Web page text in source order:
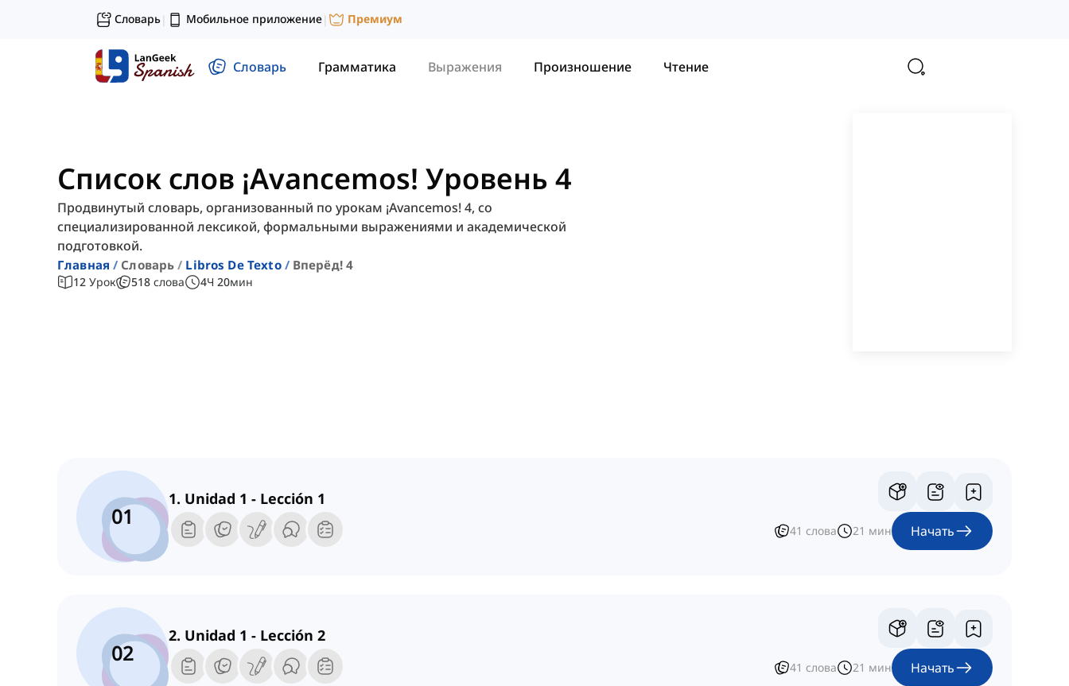
Словарь| Мобильное приложение| Премиум
Словарь Грамматика Выражения Произношение Чтение
Список слов ¡Avancemos! Уровень 4
Продвинутый словарь, организованный по урокам ¡Avancemos! 4, со
специализированной лексикой, формальными выражениями и академической
подготовкой.
Главная Словарь Libros De Texto Вперёд! 4
12 Урок 518 слова 4Ч 20мин
01
1. Unidad 1 - Lección 1
41 слова 21 мин Начать
02
2. Unidad 1 - Lección 2
41 слова 21 мин Начать